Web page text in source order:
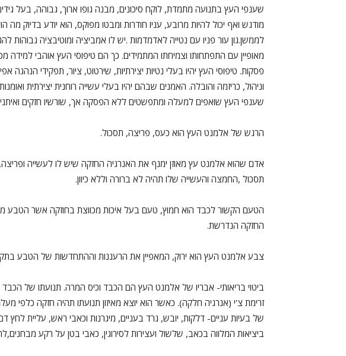
שענפי העץ בתנועה מתמדת, לוקח סיכונים, מבנה גופו ארוך, גבוהה, בעל
מודגש ואף יכול להיות מרובע, עניו חודרות ומבטו מפוקס, הוא יודע בדיוק מה
לממשן.גון עור פניו עם נטייה לאדמדמות .יש לו אמביציה ומוטיבציה
מאופיין עם התפתחותו וצמיחתו המתמידים. כך הם טיפוסי העץ אוהבי
פסקות. טיפוסי העץ יהיו בעלי נטיות יצירתיות, שירטוט, ציור, תפקידי הנהגה
וניהול, כריזמה והובלה. האמנים שבהם יהיו בעלי עשייה רוחנית יצירתית
שענפי העץ שואפים למעלה ומתפשטים ללא הפסקה אך, שורשיו חזקים
הרגש של אלמנט העץ הוא כעס, פריצה, תסכול.
אדם שהוא אלמנט עץ מאוזן ימנף את האנרגיה החזקה שיש לו לעשייה
תסכול ,החמצה והעשייה שלו תהיה לא ברורה וללא כיוון.
הטעם הקשור לכבד הוא חמוץ, טעם בעל איכות מכווצת בחוזקה אשר הטבע
החזקה הנדרשת.
צבע אלמנט העץ הוא ירוק, המאפיין את הרעננות וההתחדשות של הטבע
ביטוי בריאותי- אבריו של אלמנט העץ הם הכבד וכיס המרה. תנועתו של
זרימת צ'י (אנרגיה חלקה). כאשר הוא יוצא מאיזון תנועתו תהיה חזקה כלפי
של בעיות עניים- דלקות, יובש, גרד בעניים, מיגרנות וכאבי ראש, עליית לחץ
ביציאות המלווה בכאב, שלשול ועצירות לסירוגין, כאבי בטן על רקע